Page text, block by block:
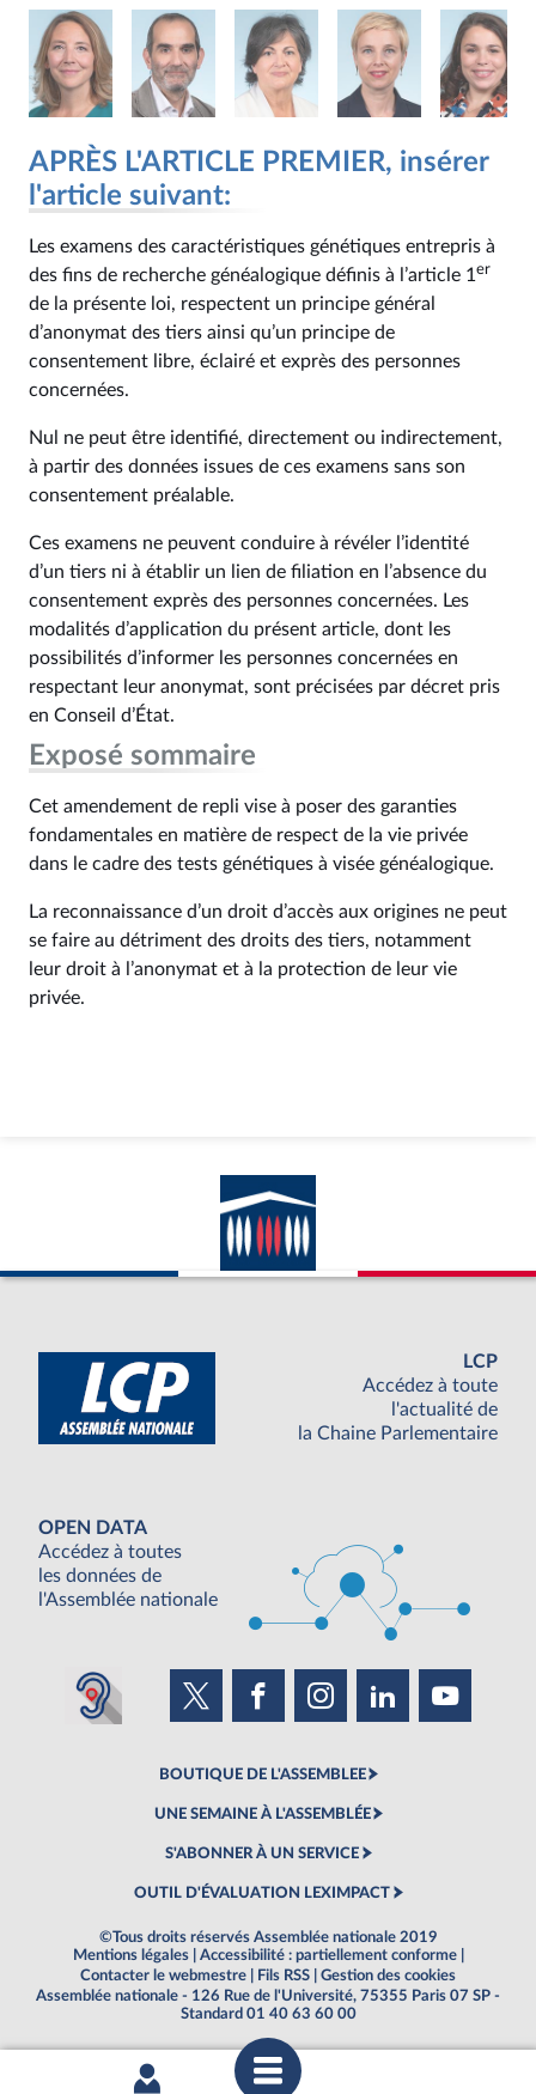
APRÈS L'ARTICLE PREMIER, insérer
l'article suivant:
Les examens des caractéristiques génétiques entrepris à
des fins de recherche généalogique définis à l’article 1 er
de la présente loi, respectent un principe général
d’anonymat des tiers ainsi qu’un principe de
consentement libre, éclairé et exprès des personnes
concernées.
Nul ne peut être identifié, directement ou indirectement,
à partir des données issues de ces examens sans son
consentement préalable.
Ces examens ne peuvent conduire à révéler l’identité
d’un tiers ni à établir un lien de filiation en l’absence du
consentement exprès des personnes concernées. Les
modalités d’application du présent article, dont les
possibilités d’informer les personnes concernées en
respectant leur anonymat, sont précisées par décret pris
en Conseil d’État.
Exposé sommaire
Cet amendement de repli vise à poser des garanties
fondamentales en matière de respect de la vie privée
dans le cadre des tests génétiques à visée généalogique.
La reconnaissance d’un droit d’accès aux origines ne peut
se faire au détriment des droits des tiers, notamment
leur droit à l’anonymat et à la protection de leur vie
privée.
LCP
Accédez à toute
l'actualité de
la Chaine Parlementaire
OPEN DATA
Accédez à toutes
les données de
l'Assemblée nationale
BOUTIQUE DE L'ASSEMBLEE
UNE SEMAINE À L'ASSEMBLÉE
S'ABONNER À UN SERVICE
OUTIL D'ÉVALUATION LEXIMPACT
©Tous droits réservés Assemblée nationale 2019
Mentions légales
Accessibilité : partiellement conforme
Contacter le webmestre
Fils RSS
Gestion des cookies
Assemblée nationale - 126 Rue de l'Université, 75355 Paris 07 SP -
Standard 01 40 63 60 00